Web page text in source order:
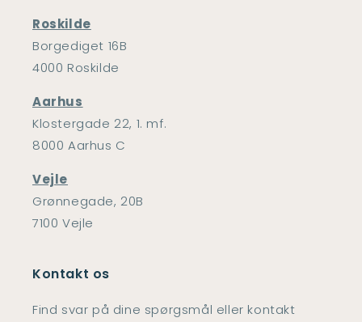
Roskilde
Borgediget 16B
4000 Roskilde
Aarhus
Klostergade 22, 1. mf.
8000 Aarhus C
Vejle
Grønnegade, 20B
7100 Vejle
Kontakt os
Find svar på dine spørgsmål eller kontakt